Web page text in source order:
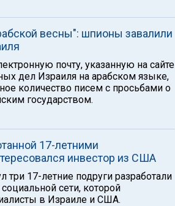
весны": шпионы завалили
почту, указанную на сайте
дел Израиля на арабском языке,
количество писем с просьбами о
государством.
17-летними
инвестор из США
три 17-летние подруги разработали
сети, которой
в Израиле и США.